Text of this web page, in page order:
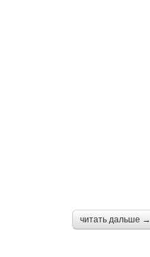
читать дальше →